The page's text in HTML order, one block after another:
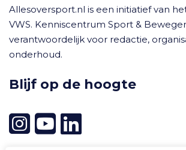
Allesoversport.nl is een initiatief van
VWS. Kenniscentrum Sport &
verantwoordelijk voor redactie,
onderhoud.
Blijf op de hoogte